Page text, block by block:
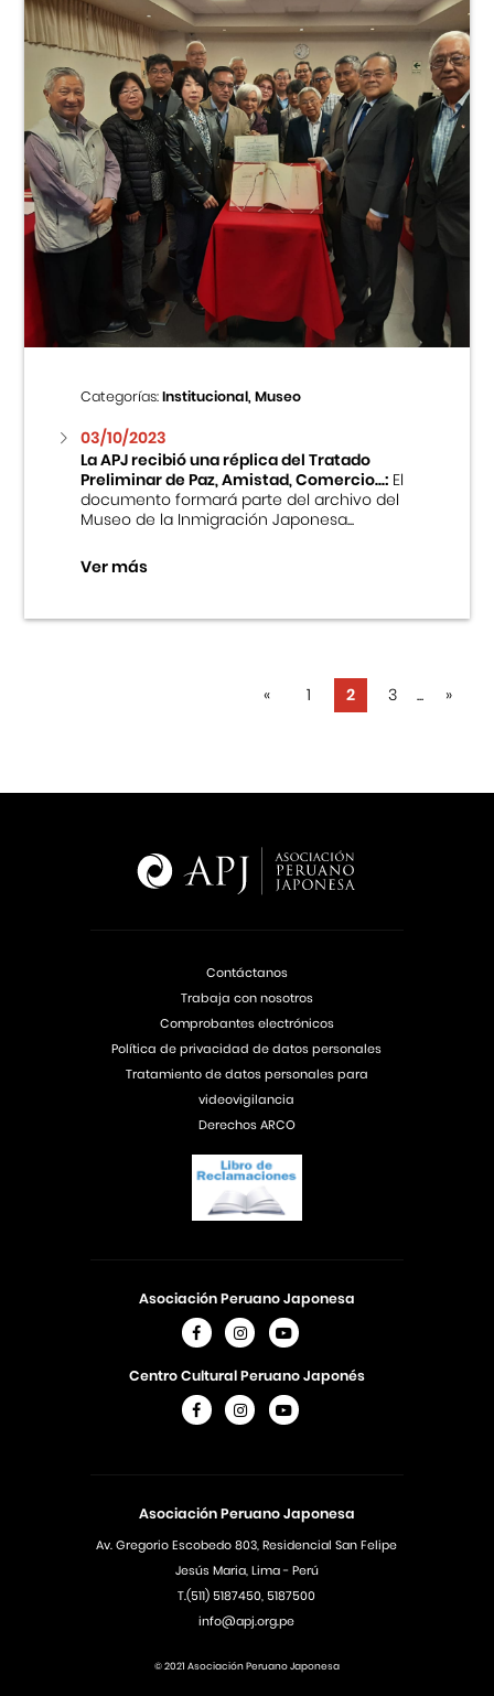
Categorías:Institucional, Museo
03/10/2023
La APJ recibió una réplica del Tratado
Preliminar de Paz, Amistad, Comercio...:El
documento formará parte del archivo del
Museo de la Inmigración Japonesa...
Ver más
« 1 2 3 ... »
Asociación Peruano Japonesa
Av. Gregorio Escobedo 803, Residencial San Felipe
Jesús Maria, Lima - Perú
T.(511) 5187450, 5187500
info@apj.org.pe
Asociación Peruano Japonesa
Centro Cultural Peruano Japonés
Contáctanos
Trabaja con nosotros
Comprobantes electrónicos
Política de privacidad de datos personales
Tratamiento de datos personales para
videovigilancia
Derechos ARCO
© 2021 Asociación Peruano Japonesa